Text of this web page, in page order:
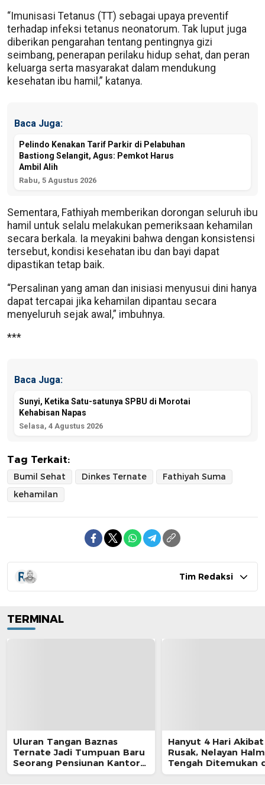
“Imunisasi Tetanus (TT) sebagai upaya preventif
terhadap infeksi tetanus neonatorum. Tak luput juga
diberikan pengarahan tentang pentingnya gizi
seimbang, penerapan perilaku hidup sehat, dan peran
keluarga serta masyarakat dalam mendukung
kesehatan ibu hamil,” katanya.
Baca Juga:
Pelindo Kenakan Tarif Parkir di Pelabuhan
Bastiong Selangit, Agus: Pemkot Harus
Ambil Alih
Rabu, 5 Agustus 2026
Sementara, Fathiyah memberikan dorongan seluruh ibu
hamil untuk selalu melakukan pemeriksaan kehamilan
secara berkala. Ia meyakini bahwa dengan konsistensi
tersebut, kondisi kesehatan ibu dan bayi dapat
dipastikan tetap baik.
“Persalinan yang aman dan inisiasi menyusui dini hanya
dapat tercapai jika kehamilan dipantau secara
menyeluruh sejak awal,” imbuhnya.
***
Baca Juga:
Sunyi, Ketika Satu-satunya SPBU di Morotai
Kehabisan Napas
Selasa, 4 Agustus 2026
Tag Terkait:
Bumil Sehat Dinkes Ternate
Fathiyah Suma
kehamilan
Tim Redaksi
TERMINAL
Uluran Tangan Baznas
Ternate Jadi Tumpuan Baru
Seorang Pensiunan Kantor
Pos
Hanyut 4 Hari
Rusak, Nelayan
Tengah Ditemukan
Morotai